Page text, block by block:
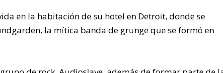
en la habitación de su hotel en Detroit, donde se
la mítica banda de grunge que se formó en